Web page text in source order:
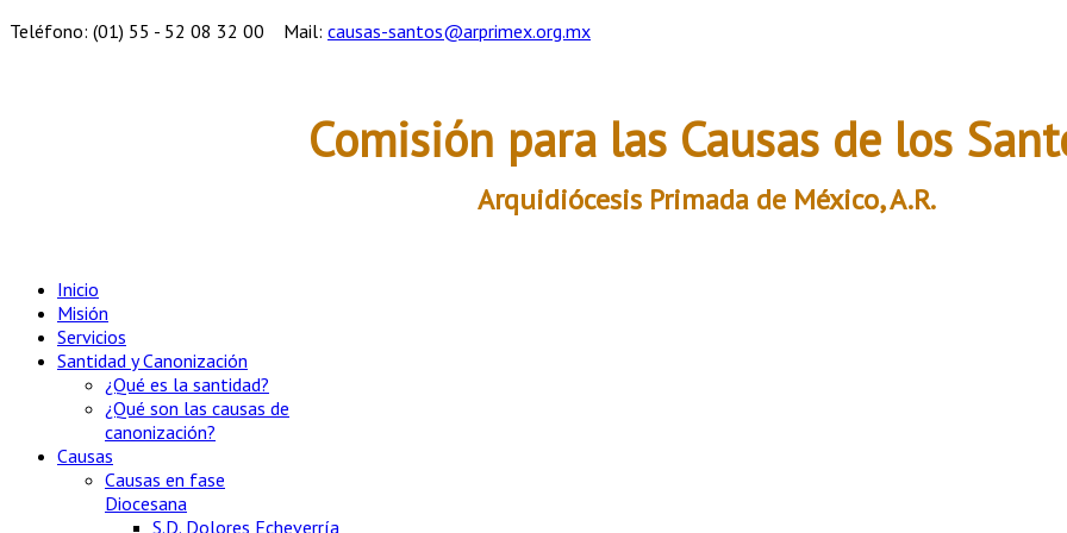
Teléfono: (01) 55 - 52 08 32 00 Mail: causas-santos@arprimex.org.mx
Comisión para las Causas de los
Arquidiócesis Primada de México, A.R.
Inicio
Misión
Servicios
Santidad y Canonización
¿Qué es la santidad?
¿Qué son las causas de
canonización?
Causas
Causas en fase
Diocesana
S.D. Dolores Echeverría